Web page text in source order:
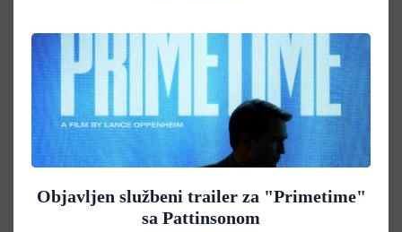
Objavljen službeni trailer za "Primetime"
sa Pattinsonom